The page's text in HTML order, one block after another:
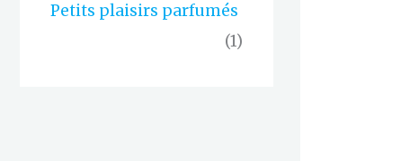
Petits plaisirs parfumés
(1)